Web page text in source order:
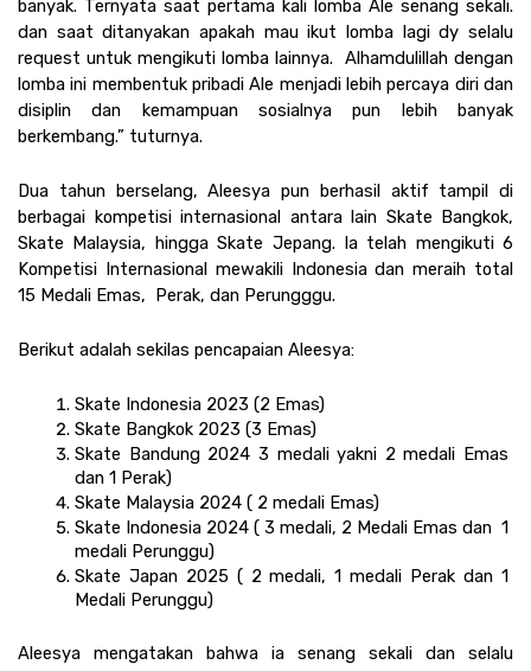
banyak. Ternyata saat pertama kali lomba Ale senang sekali.
dan saat ditanyakan apakah mau ikut lomba lagi dy selalu
request untuk mengikuti lomba lainnya.  Alhamdulillah dengan
lomba ini membentuk pribadi Ale menjadi lebih percaya diri dan
disiplin dan kemampuan sosialnya pun lebih banyak
berkembang.” tuturnya.
Dua tahun berselang, Aleesya pun berhasil aktif tampil di
berbagai kompetisi internasional antara lain Skate Bangkok,
Skate Malaysia, hingga Skate Jepang. Ia telah mengikuti 6
Kompetisi Internasional mewakili Indonesia dan meraih total
15 Medali Emas,  Perak, dan Perungggu.
Berikut adalah sekilas pencapaian Aleesya:
Skate Indonesia 2023 (2 Emas)
Skate Bangkok 2023 (3 Emas)
Skate Bandung 2024 3 medali yakni 2 medali Emas
dan 1 Perak)
Skate Malaysia 2024 ( 2 medali Emas)
Skate Indonesia 2024 ( 3 medali, 2 Medali Emas dan  1
medali Perunggu)
Skate Japan 2025 ( 2 medali, 1 medali Perak dan 1
Medali Perunggu)
Aleesya mengatakan bahwa ia senang sekali dan selalu